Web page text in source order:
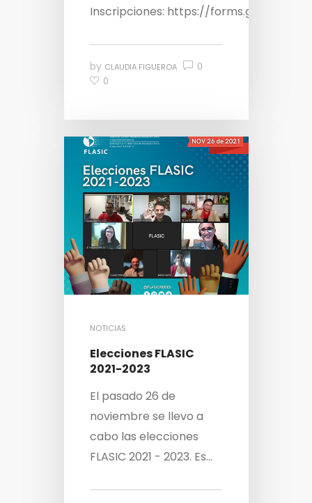
Inscripciones: https://forms.gle/
by CLAUDIA FIGUEROA
0
0
NOTICIAS
Elecciones FLASIC
2021-2023
El pasado 26 de
noviembre se llevo a
cabo las elecciones
FLASIC 2021 - 2023. Es...